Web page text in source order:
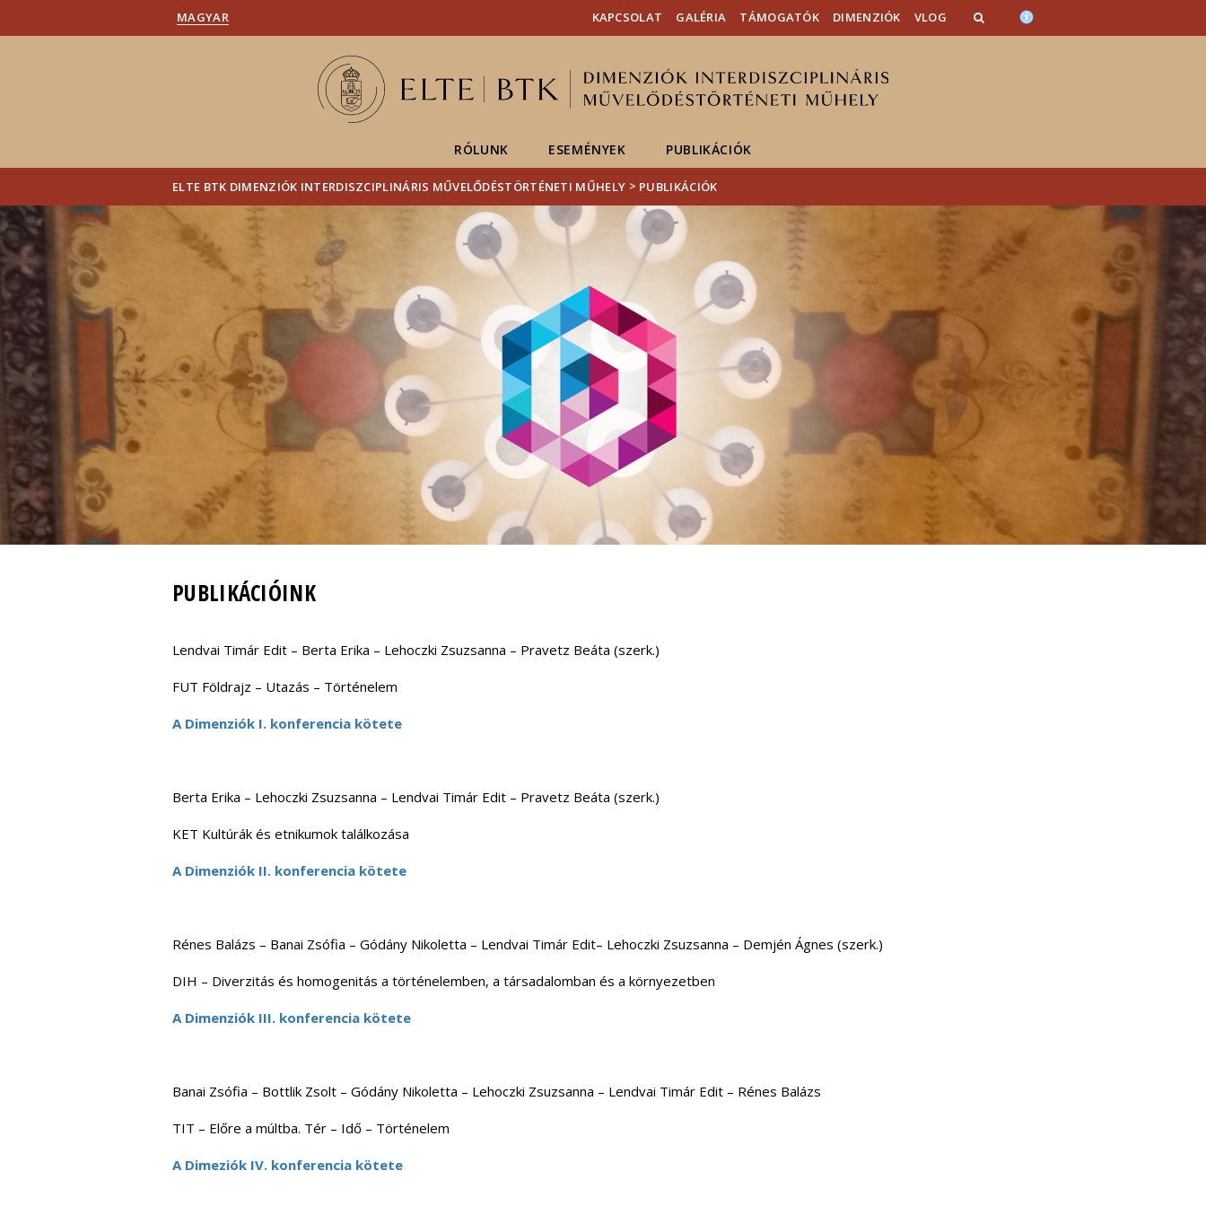
Hírek
Események
ELTE a
MAGYAR KAPCSOLAT GALÉRIA TÁMOGATÓK DIMENZIÓK VLOG
RÓLUNK ESEMÉNYEK PUBLIKÁCIÓK
ELTE BTK DIMENZIÓK INTERDISZCIPLINÁRIS MŰVELŐDÉSTÖRTÉNETI MŰHELY > PUBLIKÁCIÓK
PUBLIKÁCIÓINK
Lendvai Timár Edit – Berta Erika – Lehoczki Zsuzsanna – Pravetz Beáta (szerk.)
FUT Földrajz – Utazás – Történelem
A Dimenziók I. konferencia kötete
Berta Erika – Lehoczki Zsuzsanna – Lendvai Timár Edit – Pravetz Beáta (szerk.)
KET Kultúrák és etnikumok találkozása
A Dimenziók II. konferencia kötete
Rénes Balázs – Banai Zsófia – Gódány Nikoletta – Lendvai Timár Edit– Lehoczki Zsuzsanna – Demjén Ágnes (szerk.)
DIH – Diverzitás és homogenitás a történelemben, a társadalomban és a környezetben
A Dimenziók III. konferencia kötete
Banai Zsófia – Bottlik Zsolt – Gódány Nikoletta – Lehoczki Zsuzsanna – Lendvai Timár Edit – Rénes Balázs
TIT – Előre a múltba. Tér – Idő – Történelem
A Dimeziók IV. konferencia kötete